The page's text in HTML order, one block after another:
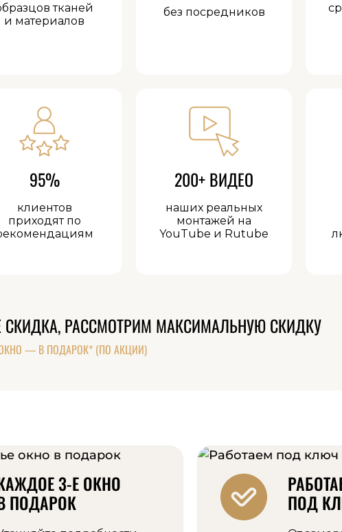
тканей
и материалов
без посредников
95%
клиентов
приходят по
200+ ВИДЕО
наших реальных
монтажей на
YouTube и Rutube
РАССМОТРИМ МАКСИМАЛЬНУЮ СКИДКУ
— В ПОДАРОК* (ПО АКЦИИ)
3-Е ОКНО
ПОДАРОК ПОД